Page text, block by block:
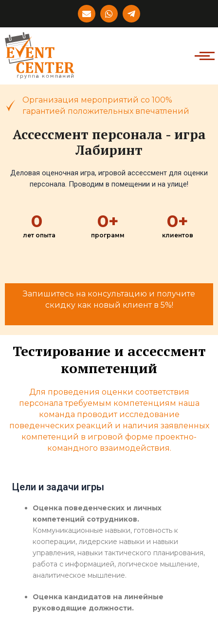
содержимому
E
n
v
W
h
a
T
e
l
p
l
a
n
Организация мероприятий со 100%
гарантией положительных впечатлений
Ассессмент персонала - игра
Лабиринт
Деловая оценочная игра, игровой ассессмент для оценки
персонала. Проводим в помещении и на улице!
0
лет опыта
0+
программ
0+
клиентов
Запишитесь на консультацию и получите
скидку как новый клиент в 5%!
Тестирование и ассессмент
компетенций
Для проведения оценки соответствия
персонала требуемым компетенциям наша
команда проводит исследование
поведенческих реакций и наличия заявленных
компетенций в игровой форме проектно-
командного взаимодействия.
Цели и задачи игры
Оценка поведенческих и личных
компетенций сотрудников.
Коммуникационные навыки, готовность к
кооперации, лидерские навыки и навыки
управления, навыки тактического планирования,
работа с информацией, логическое мышление,
аналитическое мышление.
Оценка кандидатов на линейные
руководящие должности.